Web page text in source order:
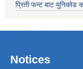
प्रिती फन्ट बाट युनिकोड
Notices